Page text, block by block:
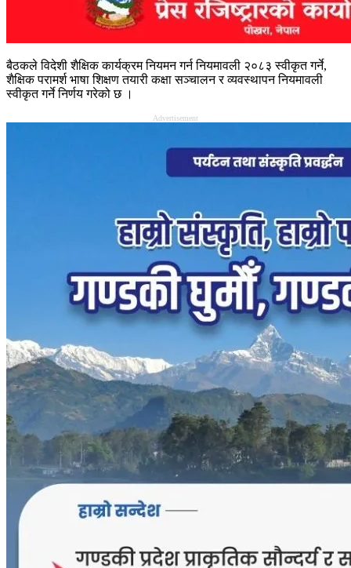
बैठकले विदेशी शैक्षिक कार्यक्रम नियमन गर्न नियमावली २०८३ स्वीकृत गर्ने,
शैक्षिक परामर्श भाषा शिक्षण तयारी कक्षा सञ्चालन र व्यवस्थापन नियमावली
स्वीकृत गर्ने निर्णय गरेको छ ।
Advertisement